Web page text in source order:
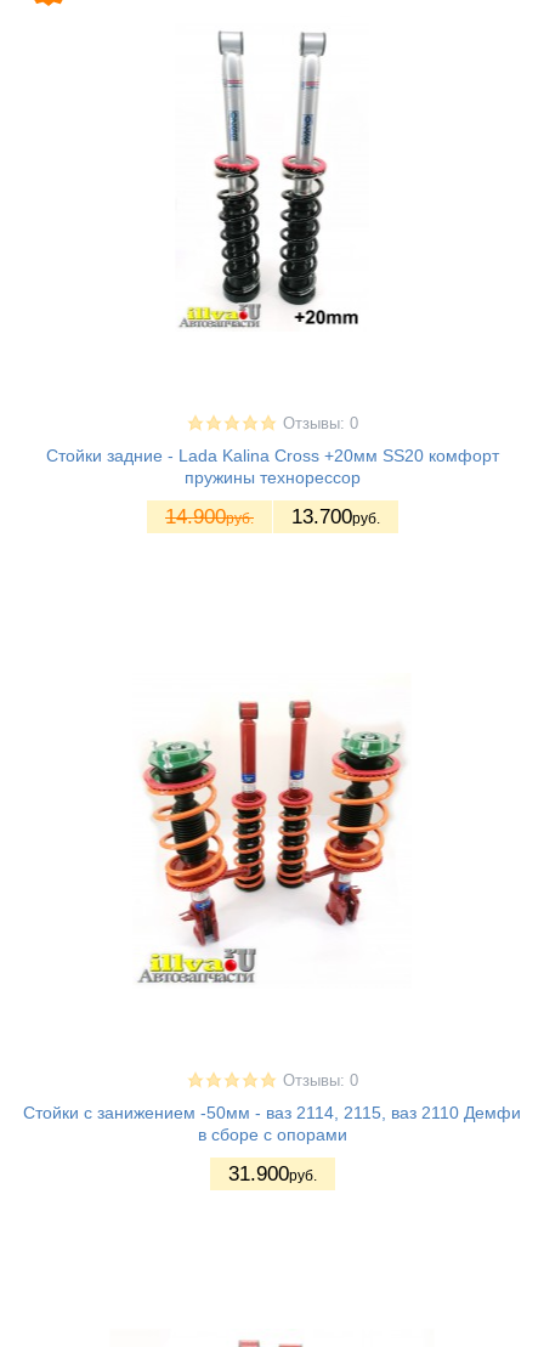
Отзывы: 0
Стойки задние - Lada Kalina Cross +20мм SS20 комфорт
пружины технорессор
14.900руб. 13.700руб.
Отзывы: 0
Стойки с занижением -50мм - ваз 2114, 2115, ваз 2110 Демфи
в сборе с опорами
31.900руб.